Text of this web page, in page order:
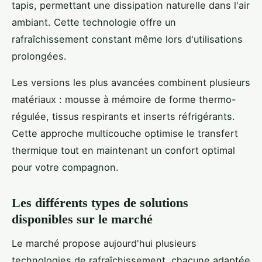
tapis, permettant une dissipation naturelle dans l'air
ambiant. Cette technologie offre un
rafraîchissement constant même lors d'utilisations
prolongées.
Les versions les plus avancées combinent plusieurs
matériaux : mousse à mémoire de forme thermo-
régulée, tissus respirants et inserts réfrigérants.
Cette approche multicouche optimise le transfert
thermique tout en maintenant un confort optimal
pour votre compagnon.
Les différents types de solutions
disponibles sur le marché
Le marché propose aujourd'hui plusieurs